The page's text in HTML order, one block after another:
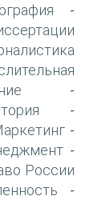
-
-
-
-
-
России
-